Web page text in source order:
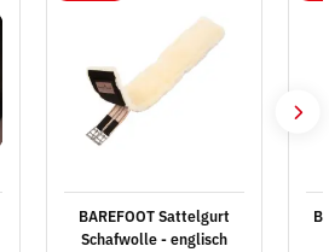
BAREFOOT Sattelgurt
Schafwolle - englisch